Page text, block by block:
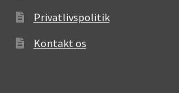
Privatlivspolitik
Kontakt os